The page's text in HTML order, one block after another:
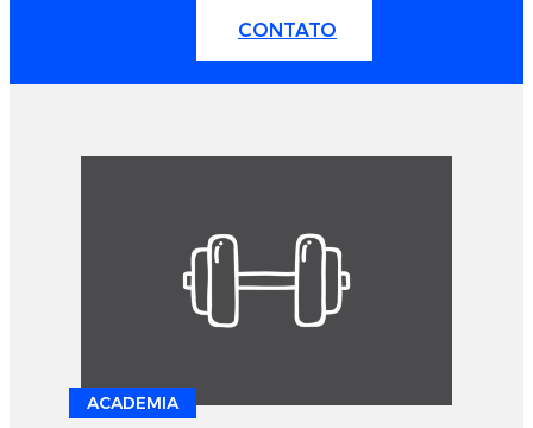
CONTATO
ACADEMIA